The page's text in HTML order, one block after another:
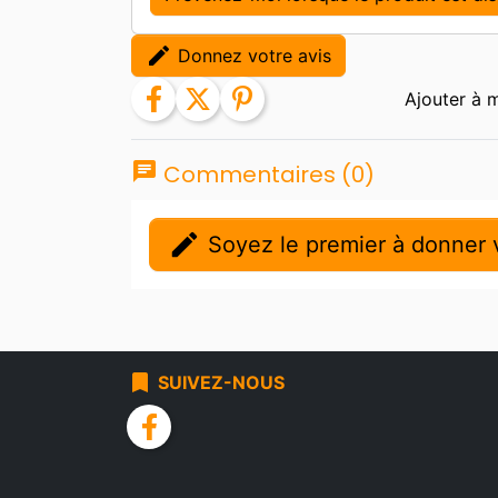
edit Donnez votre avis
facebook twitter pinterest
chat Commentaires (0)
edit Soyez le premier à donner
bookmark SUIVEZ-NOUS
facebook